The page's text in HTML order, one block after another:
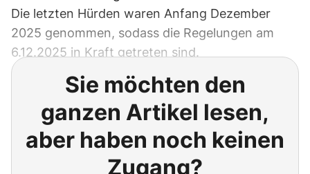
Die letzten Hürden waren Anfang Dezember
2025 genommen, sodass die Regelungen am
6.12.2025 in Kraft getreten sind.
Sie möchten den
ganzen Artikel lesen,
aber haben noch keinen
Zugang?